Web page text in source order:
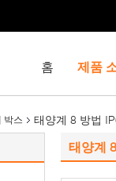
홈 제품
박스 태양계 8 방법
태양계